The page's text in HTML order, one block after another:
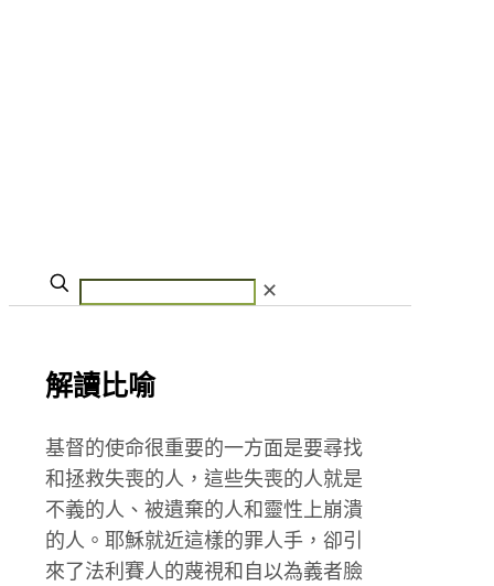
✕
解讀比喻
基督的使命很重要的一方面是要尋找
和拯救失喪的人，這些失喪的人就是
不義的人、被遺棄的人和靈性上崩潰
的人。耶穌就近這樣的罪人手，卻引
來了法利賽人的蔑視和自以為義者臉